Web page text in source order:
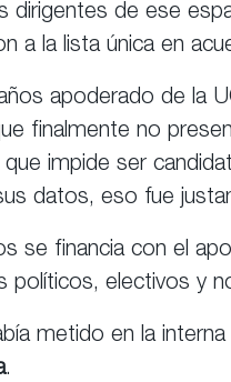
dirigentes de ese
a la lista única en
apoderado de la
finalmente no
impide ser
datos, eso fue
se financia con el
políticos, electivos y
metido en la
.